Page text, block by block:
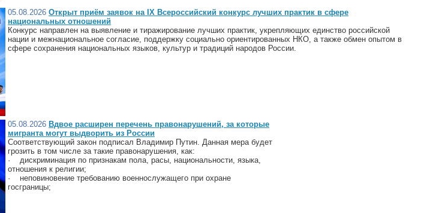
05.08.2026 Открыт приём заявок на IX Всероссийский конкурс лучших практик в сфере
национальных отношений
Конкурс направлен на выявление и тиражирование лучших практик, укрепляющих единство российской
нации и межнациональное согласие, поддержку социально ориентированных НКО, а также обмен опытом в
сфере сохранения национальных языков, культур и традиций народов России.
05.08.2026 Вдвое расширен перечень правонарушений, за которые
мигранта могут выдворить из России
Соответствующий закон подписал Владимир Путин. Данная мера будет
грозить в том числе за такие правонарушения, как:
· дискриминация по признакам пола, расы, национальности, языка,
отношения к религии;
· неповиновение требованию военнослужащего при охране
госграницы;